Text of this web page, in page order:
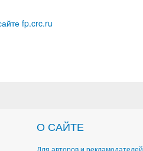
fp.crc.ru
О САЙТЕ
Для авторов и рекламодателей